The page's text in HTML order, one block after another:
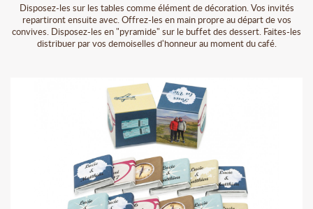
Disposez-les sur les tables comme élément de décoration. Vos invités
repartiront ensuite avec. Offrez-les en main propre au départ de vos
convives. Disposez-les en "pyramide" sur le buffet des dessert. Faites-les
distribuer par vos demoiselles d'honneur au moment du café.